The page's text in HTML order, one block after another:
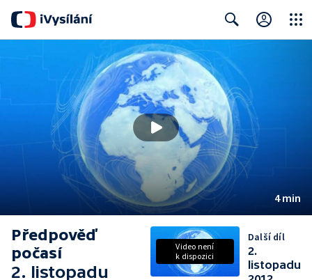
4 min
Předpověď
počasí
2. listopadu
Video není
k dispozici
Další díl
2.
listopadu